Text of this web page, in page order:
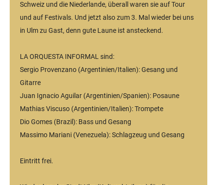
Schweiz und die Niederlande, überall waren sie auf Tour
und auf Festivals. Und jetzt also zum 3. Mal wieder bei uns
in Ulm zu Gast, denn gute Laune ist ansteckend.
LA ORQUESTA INFORMAL sind:
Sergio Provenzano (Argentinien/Italien): Gesang und
Gitarre
Juan Ignacio Aguilar (Argentinien/Spanien): Posaune
Mathias Viscuso (Argentinien/Italien): Trompete
Dio Gomes (Brazil): Bass und Gesang
Massimo Mariani (Venezuela): Schlagzeug und Gesang
Eintritt frei.